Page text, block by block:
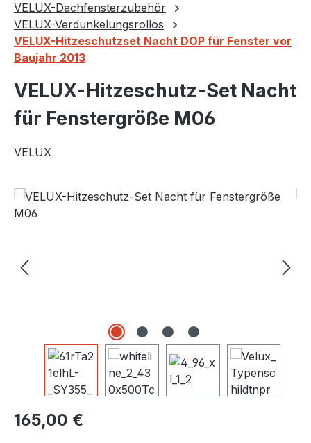
VELUX-Dachfensterzubehör
VELUX-Verdunkelungsrollos
VELUX-Hitzeschutzset Nacht DOP für Fenster vor
Baujahr 2013
VELUX-Hitzeschutz-Set Nacht
für Fenstergröße M06
VELUX
Bildergalerie überspringen
Regulärer Preis:
165,00 €